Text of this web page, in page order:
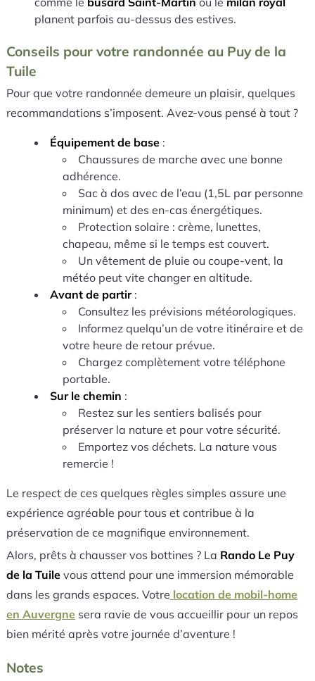
planent parfois au-dessus des estives.
Conseils pour votre randonnée au Puy de la
Tuile
Pour que votre randonnée demeure un plaisir, quelques
recommandations s’imposent. Avez-vous pensé à tout ?
Équipement de base:
Chaussures de marche avec une bonne
adhérence.
Sac à dos avec de l’eau (1,5L par personne
minimum) et des en-cas énergétiques.
Protection solaire : crème, lunettes,
chapeau, même si le temps est couvert.
Un vêtement de pluie ou coupe-vent, la
météo peut vite changer en altitude.
Avant de partir:
Consultez les prévisions météorologiques.
Informez quelqu’un de votre itinéraire et de
votre heure de retour prévue.
Chargez complètement votre téléphone
portable.
Sur le chemin :
Restez sur les sentiers balisés pour
préserver la nature et pour votre sécurité.
Emportez vos déchets. La nature vous
remercie !
Le respect de ces quelques règles simples assure une
expérience agréable pour tous et contribue à la
préservation de ce magnifique environnement.
Alors, prêts à chausser vos bottines ? La Rando Le Puy
de la Tuilevous attend pour une immersion mémorable
dans les grands espaces. Votre location de mobil-home
en Auvergne sera ravie de vous accueillir pour un repos
bien mérité après votre journée d’aventure !
Notes